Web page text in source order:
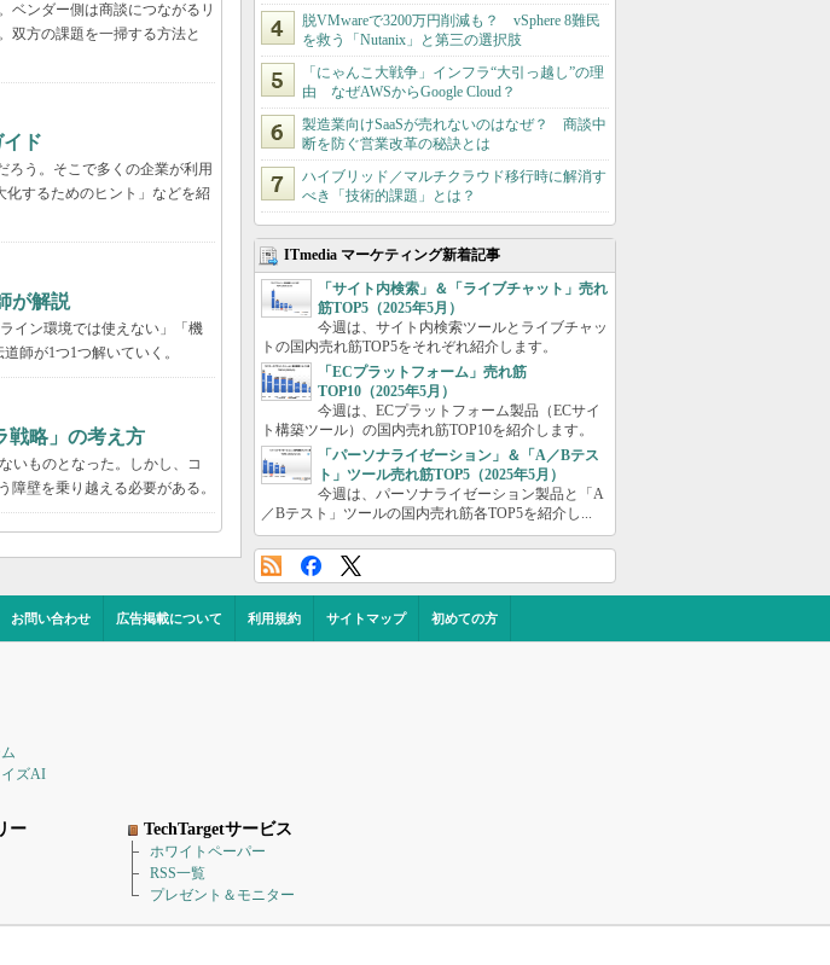
ベンダー側は商談につながるリ
双方の課題を一掃する方法と
ド
ろう。そこで多くの企業が利用
化するためのヒント」などを紹
が解説
イン環境では使えない」「機
師が1つ1つ解いていく。
戦略」の考え方
いものとなった。しかし、コ
壁を乗り越える必要がある。
脱VMwareで3200万円削減も？ vSphere 8難民
を救う「Nutanix」と第三の選択肢
「にゃんこ大戦争」インフラ“大引っ越し”の理
由 なぜAWSからGoogle Cloud？
製造業向けSaaSが売れないのはなぜ？ 商談中
断を防ぐ営業改革の秘訣とは
ハイブリッド／マルチクラウド移行時に解消す
べき「技術的課題」とは？
ITmedia マーケティング新着記事
「サイト内検索」＆「ライブチャット」売れ
筋TOP5（2025年5月）
今週は、サイト内検索ツールとライブチャッ
トの国内売れ筋TOP5をそれぞれ紹介します。
「ECプラットフォーム」売れ筋
TOP10（2025年5月）
今週は、ECプラットフォーム製品（ECサイ
ト構築ツール）の国内売れ筋TOP10を紹介します。
「パーソナライゼーション」＆「A／Bテス
ト」ツール売れ筋TOP5（2025年5月）
今週は、パーソナライゼーション製品と「A
／Bテスト」ツールの国内売れ筋各TOP5を紹介し...
お問い合わせ 広告掲載について 利用規約 サイトマップ 初めての方
ズAI
ー TechTargetサービス
ホワイトペーパー
RSS一覧
プレゼント＆モニター